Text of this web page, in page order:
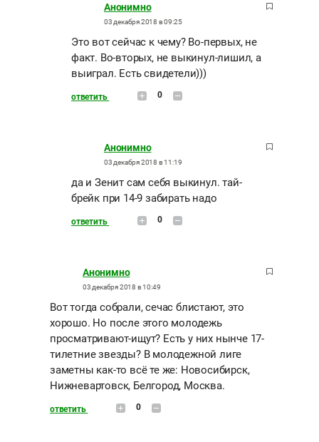
Анонимно
03 декабря 2018 в 09:25
Это вот сейчас к чему? Во-первых, не
факт. Во-вторых, не выкинул-лишил, а
выиграл. Есть свидетели)))
ответить 0
Анонимно
03 декабря 2018 в 11:19
да и Зенит сам себя выкинул. тай-
брейк при 14-9 забирать надо
ответить 0
Анонимно
03 декабря 2018 в 10:49
Вот тогда собрали, сечас блистают, это
хорошо. Но после этого молодежь
просматривают-ищут? Есть у них нынче 17-
тилетние звезды? В молодежной лиге
заметны как-то всё те же: Новосибирск,
Нижневартовск, Белгород, Москва.
ответить 0